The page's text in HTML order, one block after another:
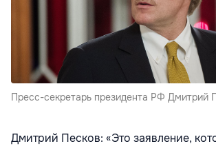
Пресс-секретарь президента РФ Дмитрий
Дмитрий Песков: «Это заявление,